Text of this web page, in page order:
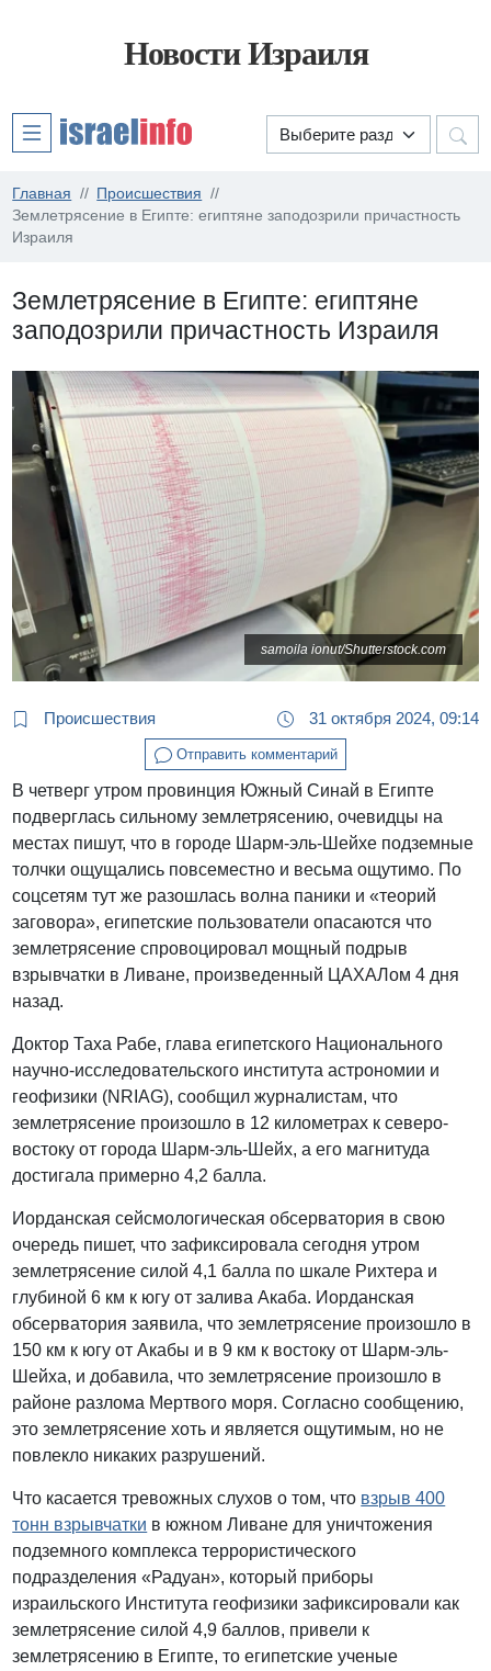
Новости Израиля
Главная
Происшествия
Землетрясение в Египте: египтяне заподозрили причастность
Израиля
Землетрясение в Египте: египтяне
заподозрили причастность Израиля
samoila ionut/Shutterstock.com
Происшествия 31 октября 2024, 09:14
Отправить комментарий
В четверг утром провинция Южный Синай в Египте
подверглась сильному землетрясению, очевидцы на
местах пишут, что в городе Шарм-эль-Шейхе подземные
толчки ощущались повсеместно и весьма ощутимо. По
соцсетям тут же разошлась волна паники и «теорий
заговора», египетские пользователи опасаются что
землетрясение спровоцировал мощный подрыв
взрывчатки в Ливане, произведенный ЦАХАЛом 4 дня
назад.
Доктор Таха Рабе, глава египетского Национального
научно-исследовательского института астрономии и
геофизики (NRIAG), сообщил журналистам, что
землетрясение произошло в 12 километрах к северо-
востоку от города Шарм-эль-Шейх, а его магнитуда
достигала примерно 4,2 балла.
Иорданская сейсмологическая обсерватория в свою
очередь пишет, что зафиксировала сегодня утром
землетрясение силой 4,1 балла по шкале Рихтера и
глубиной 6 км к югу от залива Акаба. Иорданская
обсерватория заявила, что землетрясение произошло в
150 км к югу от Акабы и в 9 км к востоку от Шарм-эль-
Шейха, и добавила, что землетрясение произошло в
районе разлома Мертвого моря. Согласно сообщению,
это землетрясение хоть и является ощутимым, но не
повлекло никаких разрушений.
Что касается тревожных слухов о том, что взрыв 400
тонн взрывчатки в южном Ливане для уничтожения
подземного комплекса террористического
подразделения «Радуан», который приборы
израильского Института геофизики зафиксировали как
землетрясение силой 4,9 баллов, привели к
землетрясению в Египте, то египетские ученые